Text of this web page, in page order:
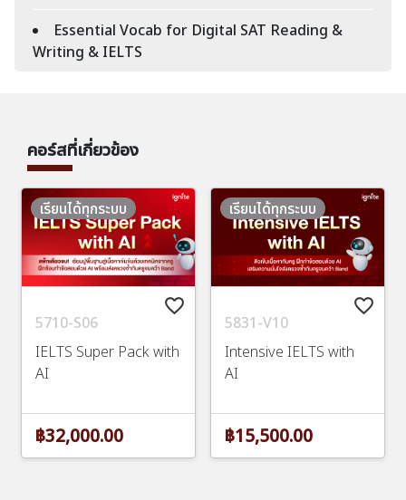
Essential Vocab for Digital SAT Reading &
Writing & IELTS
คอร์สที่เกี่ยวข้อง
favorite_border
5710-S06
IELTS Super Pack with
AI
เรียนได้ทุกระบบ
฿32,000.00
favorite_border
5831-V10
Intensive IELTS with
AI
เรียนได้ทุกระบบ
฿15,500.00